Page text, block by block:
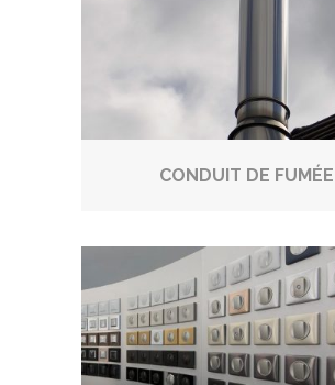
CONDUIT DE FUMÉE